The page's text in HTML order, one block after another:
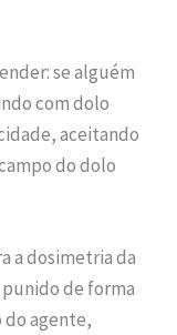
se alguém
com dolo
aceitando
do dolo
a dosimetria da
de forma
do agente,